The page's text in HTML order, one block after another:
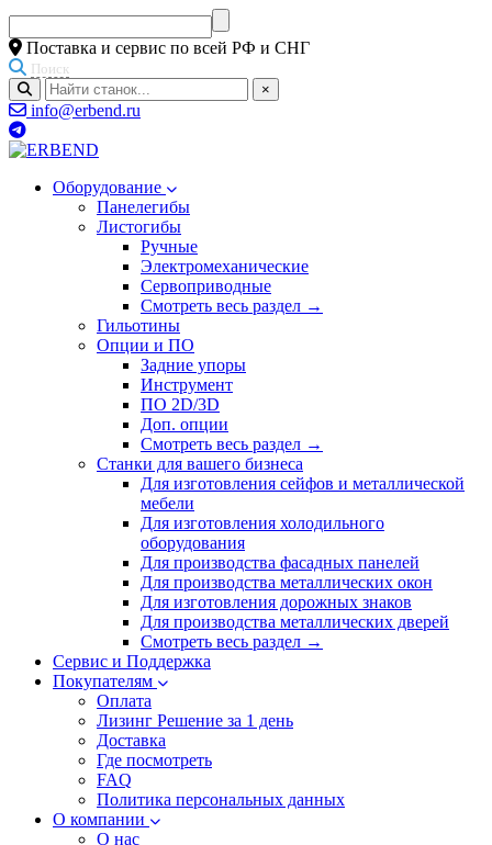
Поставка и сервис по всей РФ и СНГ
Поиск
×
info@erbend.ru
Оборудование
Панелегибы
Листогибы
Ручные
Электромеханические
Сервоприводные
Смотреть весь раздел →
Гильотины
Опции и ПО
Задние упоры
Инструмент
ПО 2D/3D
Доп. опции
Смотреть весь раздел →
Станки для вашего бизнеса
Для изготовления сейфов и металлической
мебели
Для изготовления холодильного
оборудования
Для производства фасадных панелей
Для производства металлических окон
Для изготовления дорожных знаков
Для производства металлических дверей
Смотреть весь раздел →
Сервис и Поддержка
Покупателям
Оплата
Лизинг Решение за 1 день
Доставка
Где посмотреть
FAQ
Политика персональных данных
О компании
О нас